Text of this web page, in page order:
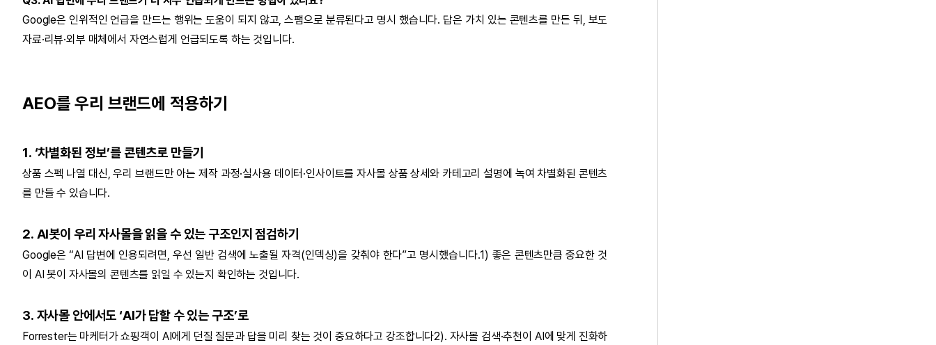
Google은 인위적인 언급을 만드는 행위는 도움이 되지 않고, 스팸으로 분류된다고 명시 했습니다. 답은 가치 있는 콘텐츠를 만든 뒤, 보도
자료·리뷰·외부 매체에서 자연스럽게 언급되도록 하는 것입니다.
AEO를 우리 브랜드에 적용하기
1. ‘차별화된 정보’를 콘텐츠로 만들기
상품 스펙 나열 대신, 우리 브랜드만 아는 제작 과정·실사용 데이터·인사이트를 자사몰 상품 상세와 카테고리 설명에 녹여 차별화된 콘텐츠
를 만들 수 있습니다.
2. AI봇이 우리 자사몰을 읽을 수 있는 구조인지 점검하기
Google은 “AI 답변에 인용되려면, 우선 일반 검색에 노출될 자격(인덱싱)을 갖춰야 한다”고 명시했습니다.1) 좋은 콘텐츠만큼 중요한 것
이 AI 봇이 자사몰의 콘텐츠를 읽일 수 있는지 확인하는 것입니다.
3. 자사몰 안에서도 ‘AI가 답할 수 있는 구조’로
Forrester는 마케터가 쇼핑객이 AI에게 던질 질문과 답을 미리 찾는 것이 중요하다고 강조합니다2). 자사몰 검색·추천이 AI에 맞게 진화하